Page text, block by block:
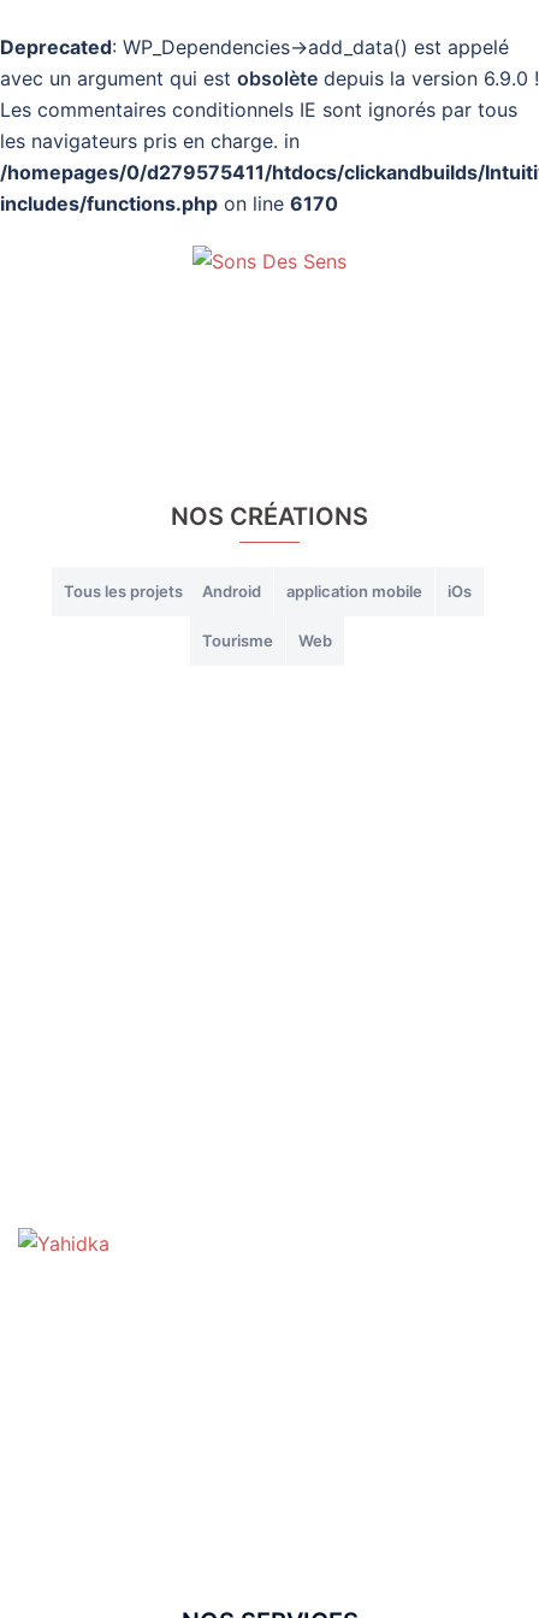
Deprecated: WP_Dependencies->add_data() est appelé
avec un argument qui est obsolète depuis la version 6.9.0 !
Les commentaires conditionnels IE sont ignorés par tous
les navigateurs pris en charge. in
/homepages/0/d279575411/htdocs/clickandbuilds/
includes/functions.php on line 6170
NOS CRÉATIONS
Tous les projets Android application mobile iOs
Tourisme Web